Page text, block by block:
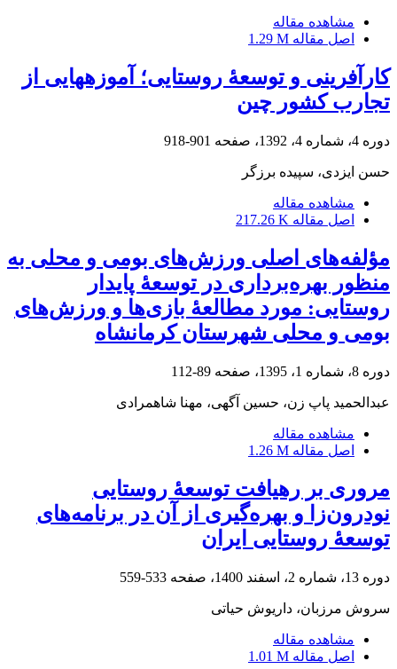
مشاهده مقاله
اصل مقاله 1.29 M
کارآفرینی و توسعۀ روستایی؛ آموزه‏هایی از
تجارب کشور چین
دوره 4، شماره 4، 1392، صفحه 901-918
حسن ایزدی، سپیده برزگر
مشاهده مقاله
اصل مقاله 217.26 K
مؤلفه‌های اصلی ورزش‌های بومی و محلی به
منظور بهره‌برداری در توسعۀ پایدار
روستایی: مورد مطالعۀ بازی‌ها و ورزش‌های
بومی و محلی شهرستان کرمانشاه
دوره 8، شماره 1، 1395، صفحه 89-112
عبدالحمید پاپ زن، حسین آگهی، مهنا شاهمرادی
مشاهده مقاله
اصل مقاله 1.26 M
مروری بر رهیافت توسعۀ روستایی
نودرون‌زا و بهره‌گیری از آن در برنامه‌های
توسعۀ روستایی ایران
دوره 13، شماره 2، اسفند 1400، صفحه 533-559
سروش مرزبان، داریوش حیاتی
مشاهده مقاله
اصل مقاله 1.01 M